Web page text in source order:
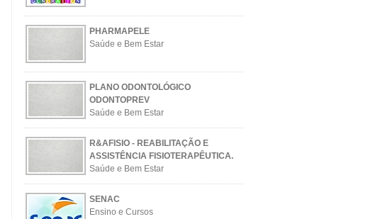
PHARMAPELE
Saúde e Bem Estar
PLANO ODONTOLÓGICO
ODONTOPREV
Saúde e Bem Estar
R&AFISIO - REABILITAÇÃO E
ASSISTÊNCIA FISIOTERAPÊUTICA.
Saúde e Bem Estar
SENAC
Ensino e Cursos